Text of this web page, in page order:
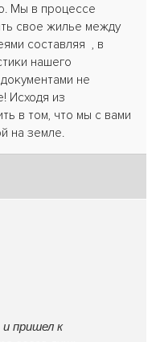
Мы в процессе
свое жилье между
составляя , в
нашего
не
Исходя из
в том, что мы с вами
на земле.
пришел к